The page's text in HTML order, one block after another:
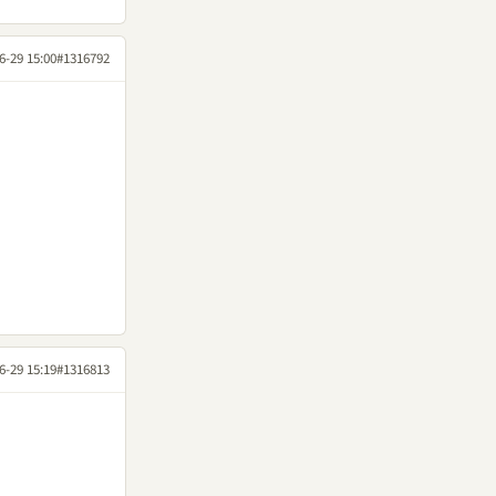
29 15:00#1316792
29 15:19#1316813